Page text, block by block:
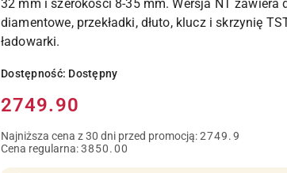
32 mm i szerokości 8-35 mm. Wersja NT zawiera
diamentowe, przekładki, dłuto, klucz i skrzynię
ładowarki.
Dostępność: Dostępny
Cena:
2749.90
Najniższa cena z 30 dni przed promocją:2749.9
Cena regularna:3850.00